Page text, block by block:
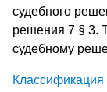
судебного
решения 7 § 3.
судебному